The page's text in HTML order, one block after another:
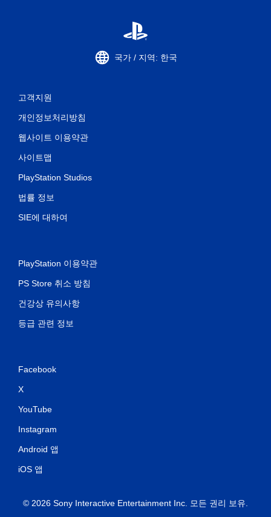
국가 / 지역: 한국
고객지원
개인정보처리방침
웹사이트 이용약관
사이트맵
PlayStation Studios
법률 정보
SIE에 대하여
PlayStation 이용약관
PS Store 취소 방침
건강상 유의사항
등급 관련 정보
Facebook
X
YouTube
Instagram
Android 앱
iOS 앱
© 2026 Sony Interactive Entertainment Inc. 모든 권리 보유.